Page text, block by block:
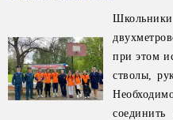
при этом
стволы,